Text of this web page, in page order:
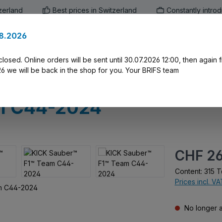
Best prices in Switzerland Constantly
C44-2024
Regular price:
CHF
Content: 315
Prices incl.
No longer
Online orders will be sent until 30.07.2026 12:00, then again
we will be back in the shop for you. Your BRIFS team